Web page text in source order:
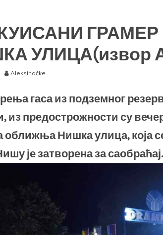
УЛИЦА(извор
Aleksinačke
гаса из подземног
из предострожности су
оближња Нишка улица, која
је затворена за саобраћај.